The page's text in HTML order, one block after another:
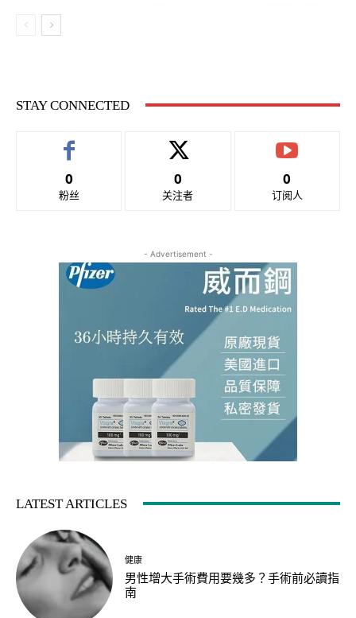
STAY CONNECTED
0
粉丝
0
关注者
0
订阅人
- Advertisement -
LATEST ARTICLES
健康
男性增大手術費用要幾多？手術前必讀指
南